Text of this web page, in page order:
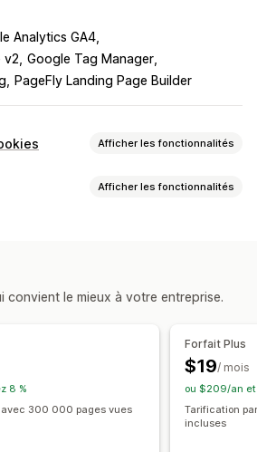
Analytics GA4
v2 Google Tag Manager
PageFly Landing Page Builder
Afficher les fonctionnalités
de la langue
mobile Assistance headless
confidentialité
Afficher les fonctionnalités
mobile
Ciblage géographique
génération de rapports
convient le mieux à votre entreprise.
8 %
300 000 pages vues
Forfait Plus
$19/ mois
ou $209/an et
Tarification
incluses